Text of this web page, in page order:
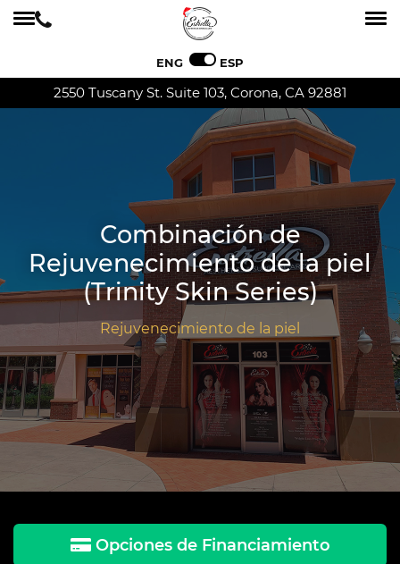
ENG ESP
2550 Tuscany St. Suite 103, Corona, CA 92881
Combinación de
Rejuvenecimiento de la piel
(Trinity Skin Series)
Rejuvenecimiento de la piel
Opciones de Financiamiento